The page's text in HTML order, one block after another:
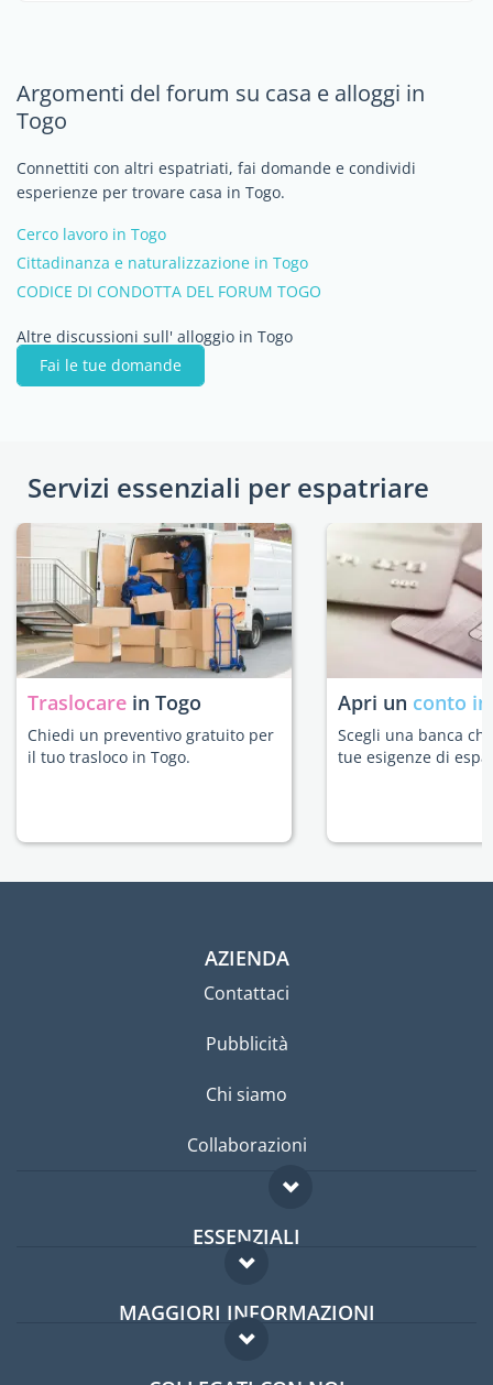
Argomenti del forum su casa e alloggi in
Togo
Connettiti con altri espatriati, fai domande e condividi
esperienze per trovare casa in Togo.
Cerco lavoro in Togo
Cittadinanza e naturalizzazione in Togo
CODICE DI CONDOTTA DEL FORUM TOGO
Altre discussioni sull' alloggio in Togo
Fai le tue domande
Servizi essenziali per espatriare
Traslocare in Togo
Chiedi un preventivo gratuito per
il tuo trasloco in Togo.
Apri un conto
Scegli una banca
tue esigenze di
AZIENDA
Contattaci
Pubblicità
Chi siamo
Collaborazioni
ESSENZIALI
Forum per expat
Guida per expat
MAGGIORI INFORMAZIONI
Domande frequenti